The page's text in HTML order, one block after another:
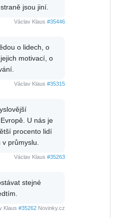
jsou jiní.
Václav Klaus #35446
o lidech, o
motivací, o
Václav Klaus #35315
U nás je
procento lidí
v průmyslu.
Václav Klaus #35263
stejné
Klaus #35262 Novinky.cz